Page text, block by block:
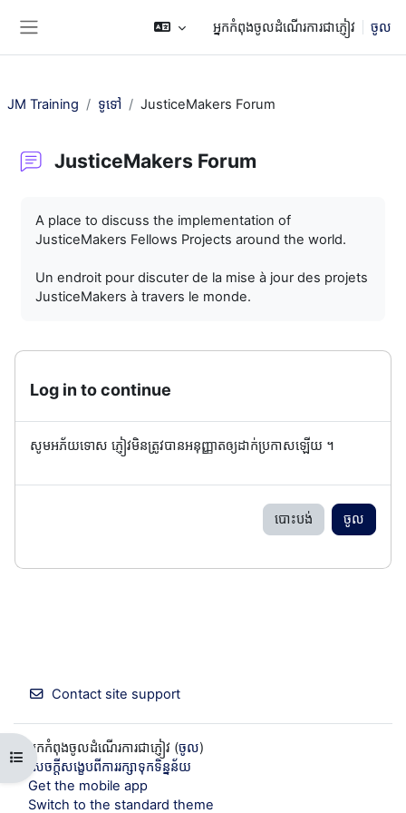
អ្នកកំពុងចូលដំណើរការជាភ្ញៀវ ចូល
Open course index
JM Training ទូទៅ JusticeMakers Forum
JusticeMakers Forum
A place to discuss the implementation of
JusticeMakers Fellows Projects around the world.
Un endroit pour discuter de la mise à jour des projets
JusticeMakers à travers le monde.
Log in to continue
សូមអភ័យទោស ភ្ញៀវមិនត្រូវបានអនុញ្ញាតឲ្យដាក់ប្រកាសឡើយ ។
បោះបង់ ចូល
Contact site support
អ្នកកំពុងចូលដំណើរការជាភ្ញៀវ (ចូល)
សេចក្តីសង្ខេបពីការរក្សាទុកទិន្នន័យ
Get the mobile app
Switch to the standard theme